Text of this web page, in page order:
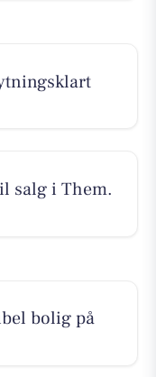
salg i Them.
bolig på